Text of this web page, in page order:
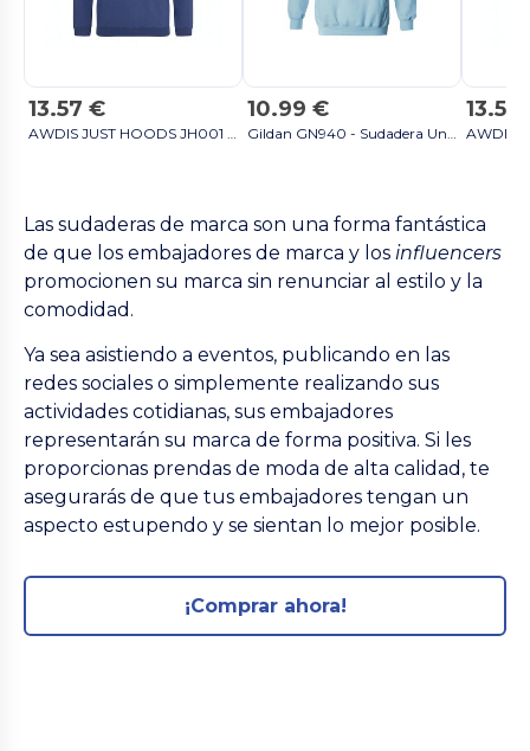
13.57 € 10.99 € 13.57
Las sudaderas de marca son una forma fantástica
de que los embajadores de marca y los influencers
promocionen su marca sin renunciar al estilo y la
comodidad.
Ya sea asistiendo a eventos, publicando en las
redes sociales o simplemente realizando sus
actividades cotidianas, sus embajadores
representarán su marca de forma positiva. Si les
proporcionas prendas de moda de alta calidad, te
asegurarás de que tus embajadores tengan un
aspecto estupendo y se sientan lo mejor posible.
¡Comprar ahora!